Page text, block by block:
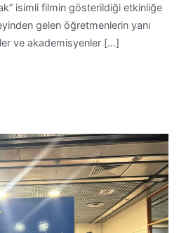
isimli filmin gösterildiği etkinliğe
gelen öğretmenlerin yanı
ve akademisyenler […]